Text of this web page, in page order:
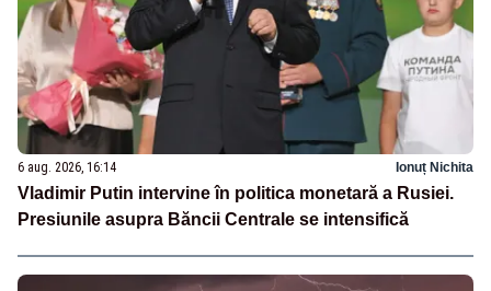
6 aug. 2026, 16:14 Ionuț Nichita
Vladimir Putin intervine în politica monetară a Rusiei.
Presiunile asupra Băncii Centrale se intensifică